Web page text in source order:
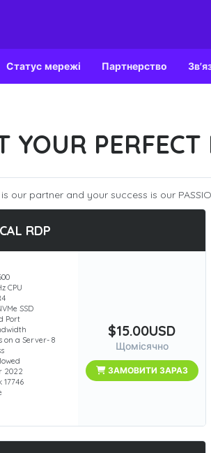
Статус мережі Партнерство
YOUR
our partner and your success is our
RDP
CPU
SSD
Port
on a Server- 8
2022
17746
$15.00USD
Щомісячно
ЗАМОВИТИ ЗАРАЗ